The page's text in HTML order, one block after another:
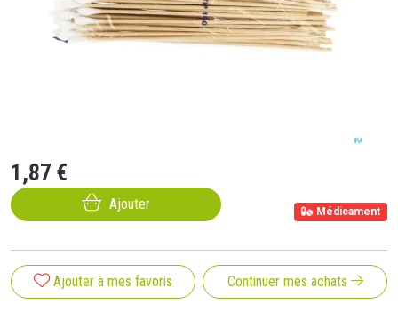
1 ,87 €
Ajouter Médicament
Ajouter à mes favoris Continuer mes achats